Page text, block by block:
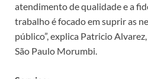
atendimento de qualidade e a
trabalho é focado em suprir as
público”, explica Patricio
São Paulo Morumbi.